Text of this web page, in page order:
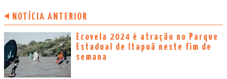
NOTÍCIA ANTERIOR
Ecovela 2024 é atração no Parque
Estadual de Itapuã neste fim de
semana